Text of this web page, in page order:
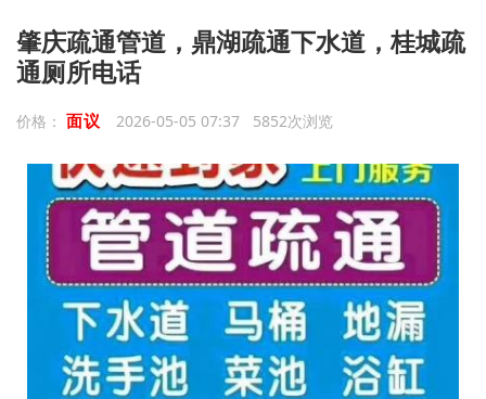
肇庆疏通管道，鼎湖疏通下水道，桂城疏
通厕所电话
价格： 面议 2026-05-05 07:37 5852次浏览